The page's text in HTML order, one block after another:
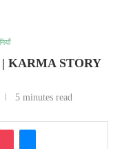
| KARMA STORY
5 minutes read